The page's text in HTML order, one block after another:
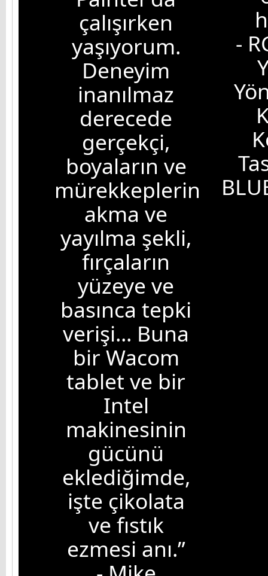
çalışırken
yaşıyorum.
Deneyim
inanılmaz
derecede
gerçekçi,
boyaların ve
mürekkeplerin
akma ve
yayılma şekli,
fırçaların
yüzeye ve
basınca tepki
verişi... Buna
bir Wacom
tablet ve bir
Intel
makinesinin
gücünü
eklediğimde,
işte çikolata
ve fıstık
ezmesi anı.”
-